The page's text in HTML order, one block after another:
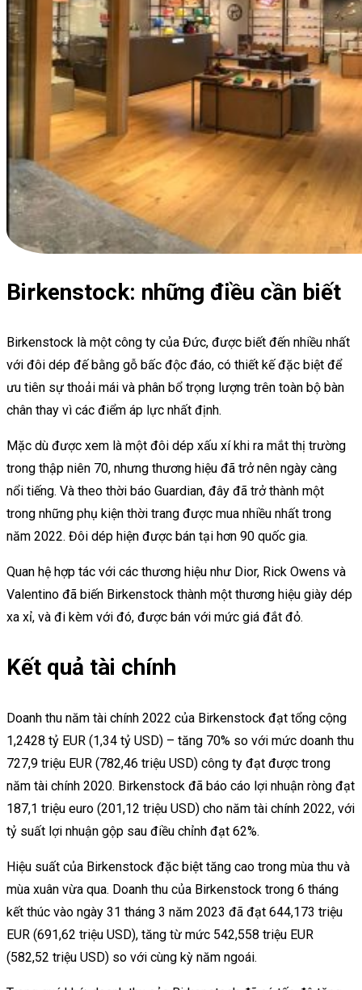
Birkenstock: những điều cần biết
Birkenstock là một công ty của Đức, được biết đến nhiều nhất
với đôi dép đế bằng gỗ bấc độc đáo, có thiết kế đặc biệt để
ưu tiên sự thoải mái và phân bổ trọng lượng trên toàn bộ bàn
chân thay vì các điểm áp lực nhất định.
Mặc dù được xem là một đôi dép xấu xí khi ra mắt thị trường
trong thập niên 70, nhưng thương hiệu đã trở nên ngày càng
nổi tiếng. Và theo thời báo Guardian, đây đã trở thành một
trong những phụ kiện thời trang được mua nhiều nhất trong
năm 2022. Đôi dép hiện được bán tại hơn 90 quốc gia.
Quan hệ hợp tác với các thương hiệu như Dior, Rick Owens và
Valentino đã biến Birkenstock thành một thương hiệu giày dép
xa xỉ, và đi kèm với đó, được bán với mức giá đắt đỏ.
Kết quả tài chính
Doanh thu năm tài chính 2022 của Birkenstock đạt tổng cộng
1,2428 tỷ EUR (1,34 tỷ USD) – tăng 70% so với mức doanh thu
727,9 triệu EUR (782,46 triệu USD) công ty đạt được trong
năm tài chính 2020. Birkenstock đã báo cáo lợi nhuận ròng đạt
187,1 triệu euro (201,12 triệu USD) cho năm tài chính 2022, với
tỷ suất lợi nhuận gộp sau điều chỉnh đạt 62%.
Hiệu suất của Birkenstock đặc biệt tăng cao trong mùa thu và
mùa xuân vừa qua. Doanh thu của Birkenstock trong 6 tháng
kết thúc vào ngày 31 tháng 3 năm 2023 đã đạt 644,173 triệu
EUR (691,62 triệu USD), tăng từ mức 542,558 triệu EUR
(582,52 triệu USD) so với cùng kỳ năm ngoái.